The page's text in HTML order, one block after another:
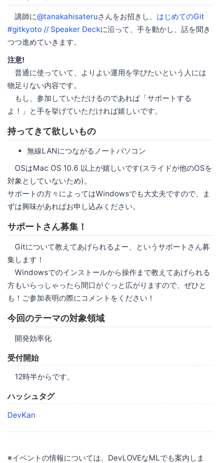
講師に@tanakahisateruさんをお招きし、 はじめてのGit
#gitkyoto // Speaker Deckに沿って、手を動かし、話を聞き
つつ進めていきます。
注意!
普通に使っていて、よりよい運用を学びたいという人には
物足りない内容です。
もし、参加していただけるのであれば「サポートする
よ！」と手を挙げていただければ嬉しいです。
持ってきて欲しいもの
無線LANにつながるノートパソコン
OSはMac OS 10.6 以上が嬉しいです(スライドが他のOSを
対象としていないため)。
サポートの方々によってはWindowsでも大丈夫ですので、ま
ずは興味があればお申し込みください。
サポートさん募集！
Gitについて教えてあげられるよー、というサポートさん募
集します！
Windowsでのインストールから操作まで教えてあげられる
方もいらっしゃったら間口がぐっと広がりますので、ぜひと
も！ご参加表明の際にコメントをください！
今回のテーマの対象領域
開発効率化
受付開始
12時半からです。
ハッシュタグ
DevKan
※イベントの情報については、DevLOVEなMLでも案内しま